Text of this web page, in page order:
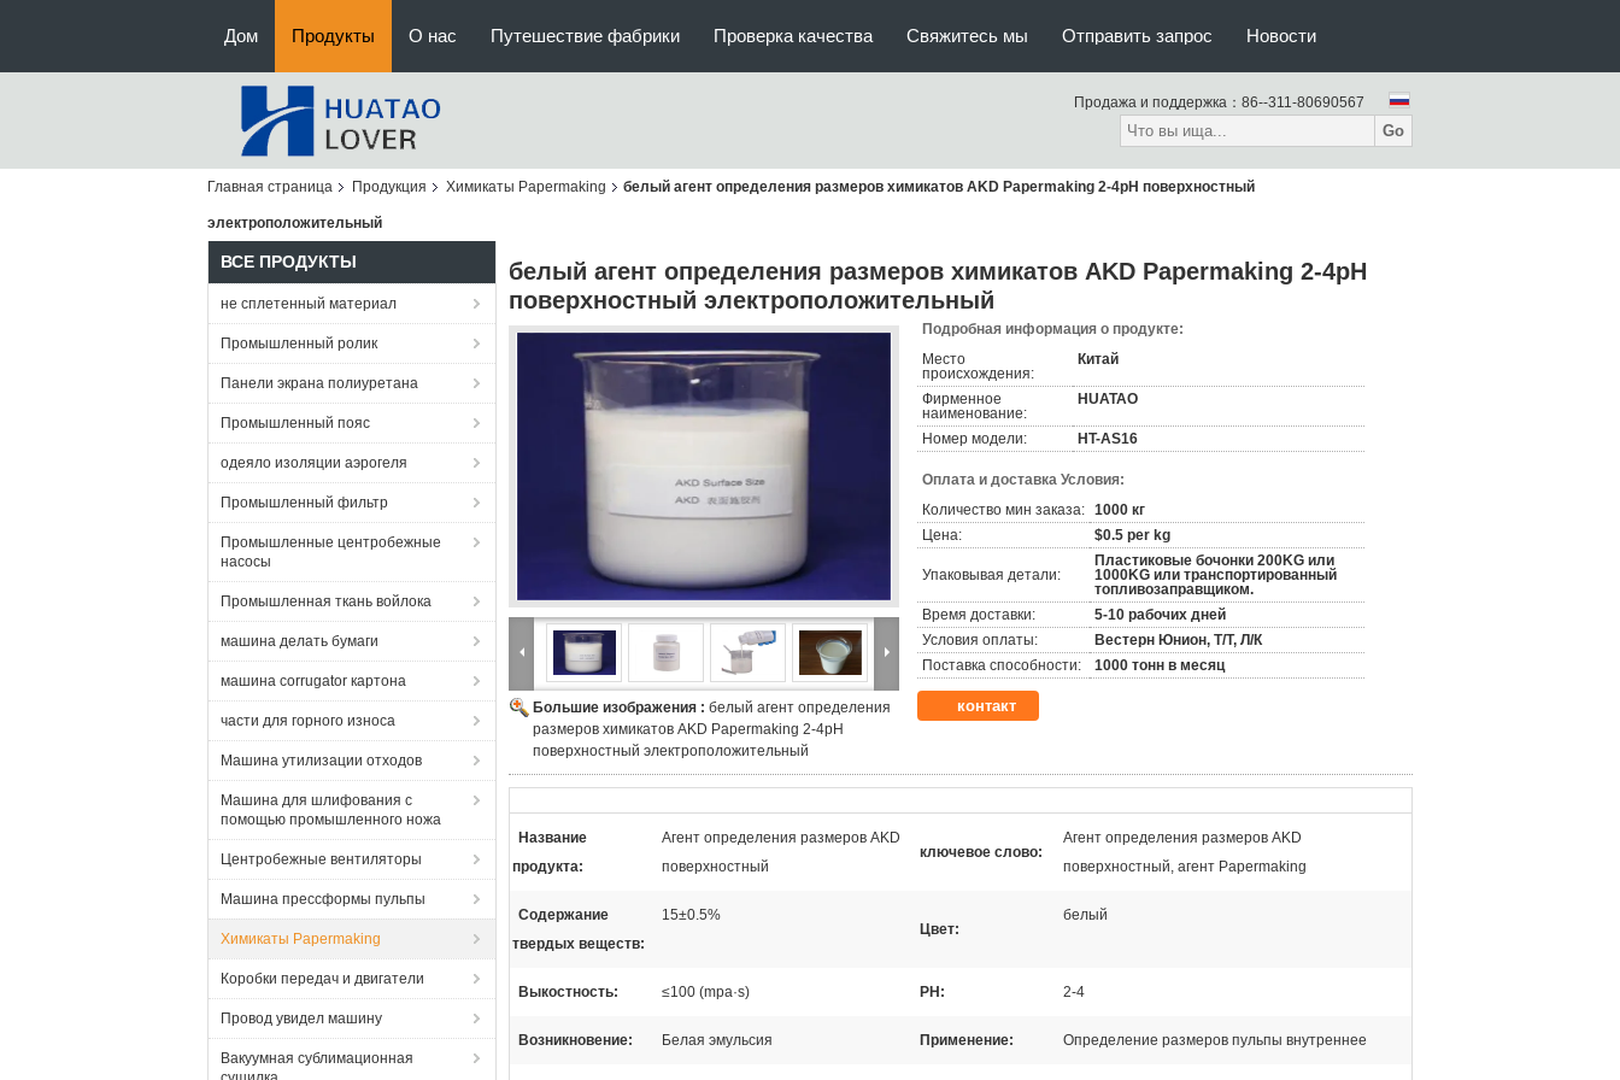
Дом Продукты О нас Путешествие фабрики Проверка качества Свяжитесь мы Отправить запрос Новости
Продажа и поддержка： 86--311-80690567
Go
Главная страница Продукция Химикаты Papermaking белый агент определения размеров химикатов AKD Papermaking 2-4pH поверхностный
электроположительный
ВСЕ ПРОДУКТЫ
не сплетенный материал
Промышленный ролик
Панели экрана полиуретана
Промышленный пояс
одеяло изоляции аэрогеля
Промышленный фильтр
Промышленные центробежные
насосы
Промышленная ткань войлока
машина делать бумаги
машина corrugator картона
части для горного износа
Машина утилизации отходов
Машина для шлифования с
помощью промышленного ножа
Центробежные вентиляторы
Машина прессформы пульпы
Химикаты Papermaking
Коробки передач и двигатели
Провод увидел машину
Вакуумная сублимационная
белый агент определения размеров химикатов AKD Papermaking 2-4pH
поверхностный электроположительный
Большие изображения : белый агент определения
размеров химикатов AKD Papermaking 2-4pH
поверхностный электроположительный
Подробная информация о продукте:
Место
происхождения:
Китай
Фирменное
наименование:
HUATAO
Номер модели: HT-AS16
Оплата и доставка Условия:
Количество мин заказа: 1000 кг
Цена:
$0.5 per kg
Упаковывая детали:
Пластиковые бочонки 200KG или
1000KG или транспортированный
топливозаправщиком.
Время доставки:
5-10 рабочих дней
Условия оплаты:
Вестерн Юнион, Т/Т, Л/К
Поставка способности:
1000 тонн в месяц
контакт
Название
продукта:
Агент определения размеров AKD
поверхностный
ключевое слово:
Агент определения размеров AKD
поверхностный, агент Papermaking
Содержание
твердых веществ:
15±0.5%
Цвет:
белый
Выкостность: ≤100 (mpa·s) РН: 2-4
Возникновение: Белая эмульсия Применение: Определение размеров пульпы внутреннее